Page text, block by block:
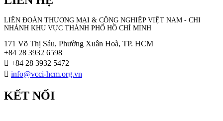
LIÊN ĐOÀN THƯƠNG MẠI & CÔNG NGHIỆPVIỆT NAM - CHI
NHÁNH KHU VỰC THÀNH PHỐ HỒ CHÍ MINH
171 Võ Thị Sáu, Phường Xuân Hoà, TP. HCM
+84 28 3932 6598
+84 28 3932 5472
info@vcci-hcm.org.vn
KẾT NỐI